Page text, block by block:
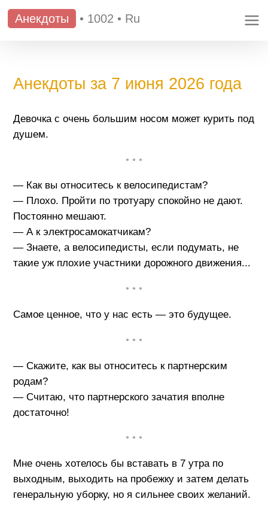
Анекдоты • 1002 • Ru
Анекдоты за 7 июня 2026 года
Девочка с очень большим носом может курить под
душем.
• • •
— Как вы относитесь к велосипедистам?
— Плохо. Пройти по тротуару спокойно не дают.
Постоянно мешают.
— А к электросамокатчикам?
— Знаете, а велосипедисты, если подумать, не
такие уж плохие участники дорожного движения...
• • •
Самое ценное, что у нас есть — это будущее.
• • •
— Скажите, как вы относитесь к партнерским
родам?
— Считаю, что партнерского зачатия вполне
достаточно!
• • •
Мне очень хотелось бы вставать в 7 утра по
выходным, выходить на пробежку и затем делать
генеральную уборку, но я сильнее своих желаний.